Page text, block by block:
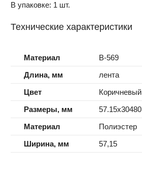
В упаковке: 1 шт.
Технические характеристики
Материал
B-569
Длина, мм
лента
Цвет
Коричневый
Размеры, мм
57.15x30480
Материал
Полиэстер
Ширина, мм
57,15